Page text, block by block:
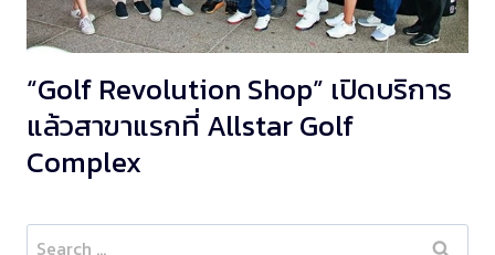
“Golf Revolution Shop” เปิดบริการ
แล้วสาขาแรกที่ Allstar Golf
Complex
Search